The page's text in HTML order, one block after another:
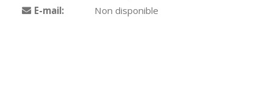
E-mail:
Non disponible